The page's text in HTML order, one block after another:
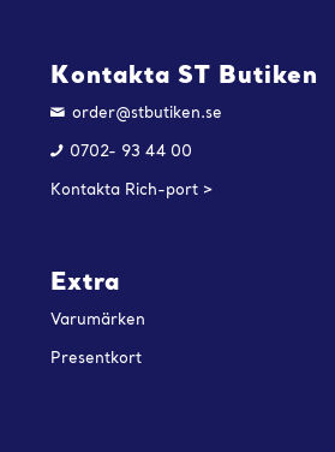
Kontakta ST Butiken
order@stbutiken.se
0702- 93 44 00
Kontakta Rich-port >
Extra
Varumärken
Presentkort